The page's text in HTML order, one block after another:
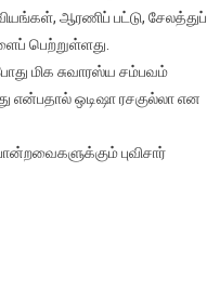
ஆரணிப் பட்டு, சேலத்துப்
பெற்றுள்ளது.
மிக சுவாரஸ்ய சம்பவம்
என்பதால் ஒடிஷா ரசகுல்லா என
புவிசார்